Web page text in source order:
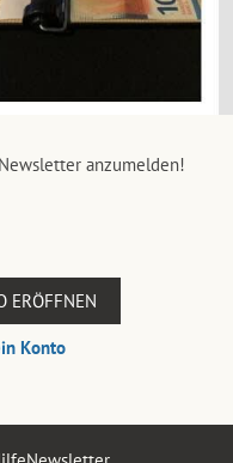
anzumelden!
ERÖFFNEN
Konto